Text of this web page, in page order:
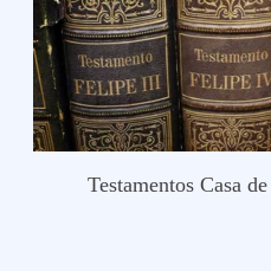
Testamentos Casa